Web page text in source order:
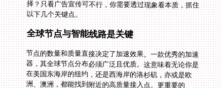
以下几个关键点。
全球节点与智能线路是关键
节点的数量和质量直接决定了加速效果。一款优秀的加速
器，其全球节点分布必须广泛且优质。这意味着无论你是
在美国东海岸的纽约，还是西海岸的洛杉矶，亦或是欧
洲、澳洲，都能找到附近的高质量接入点。更重要的
是“智能”二字。系统应能实时监测各条线路的负载和延
迟，自动为你推荐并切换至当前最优的回国线路。手动选
择节点的时代已经过去了，智能推荐才是省心好用的保
障。想象一下，系统自动为你避开网络高峰拥堵，始终让